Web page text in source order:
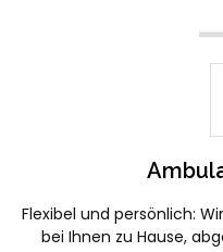
Flexibel und persönlich:
bei Ihnen zu Hause,